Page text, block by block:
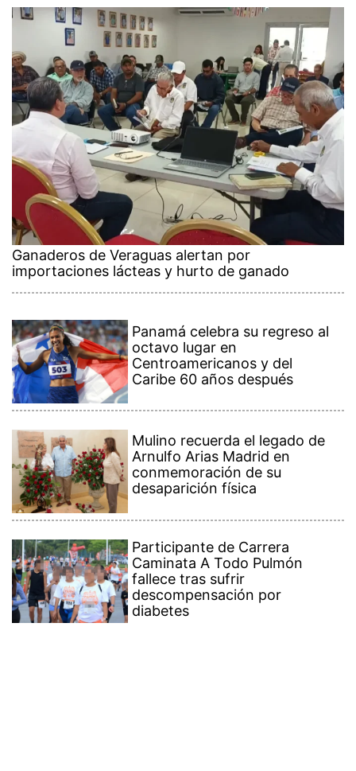
Ganaderos de Veraguas alertan por
importaciones lácteas y hurto de ganado
Panamá celebra su regreso al
octavo lugar en
Centroamericanos y del
Caribe 60 años después
Mulino recuerda el legado de
Arnulfo Arias Madrid en
conmemoración de su
desaparición física
Participante de Carrera
Caminata A Todo Pulmón
fallece tras sufrir
descompensación por
diabetes